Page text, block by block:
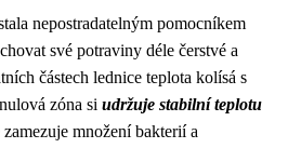
nepostradatelným pomocníkem
své potraviny déle čerstvé a
částech lednice teplota kolísá s
zóna si udržuje stabilní teplotu
množení bakterií a